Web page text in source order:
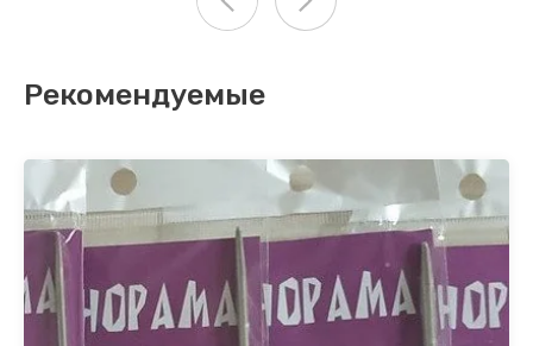
Рекомендуемые